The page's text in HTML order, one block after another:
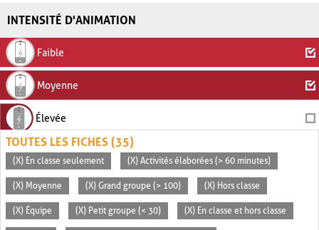
INTENSITÉ D'ANIMATION
Faible
Moyenne
Élevée
TOUTES LES FICHES (35)
(X) En classe seulement (X) Activités élaborées (> 60 minutes)
(X) Moyenne (X) Grand groupe (> 100) (X) Hors classe
(X) Équipe (X) Petit groupe (< 30) (X) En classe et hors classe